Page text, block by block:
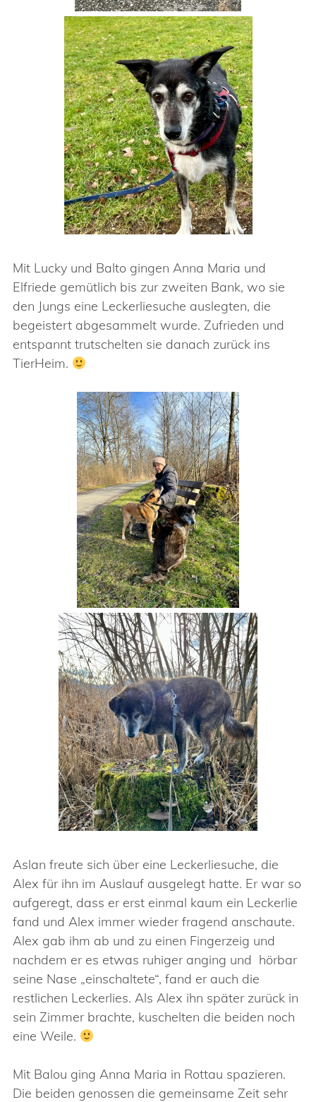
Mit Lucky und Balto gingen Anna Maria und
Elfriede gemütlich bis zur zweiten Bank, wo sie
den Jungs eine Leckerliesuche auslegten, die
begeistert abgesammelt wurde. Zufrieden und
entspannt trutschelten sie danach zurück ins
TierHeim.
Aslan freute sich über eine Leckerliesuche, die
Alex für ihn im Auslauf ausgelegt hatte. Er war so
aufgeregt, dass er erst einmal kaum ein Leckerlie
fand und Alex immer wieder fragend anschaute.
Alex gab ihm ab und zu einen Fingerzeig und
nachdem er es etwas ruhiger anging und hörbar
seine Nase „einschaltete“, fand er auch die
restlichen Leckerlies. Als Alex ihn später zurück in
sein Zimmer brachte, kuschelten die beiden noch
eine Weile.
Mit Balou ging Anna Maria in Rottau spazieren.
Die beiden genossen die gemeinsame Zeit sehr